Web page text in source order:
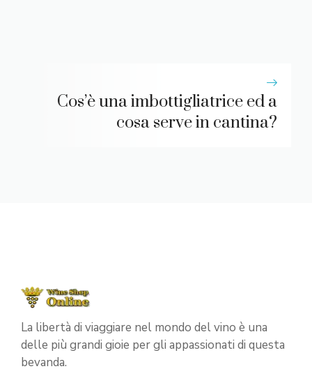
Cos’è una imbottigliatrice ed a
cosa serve in cantina?
La libertà di viaggiare nel mondo del vino è una
delle più grandi gioie per gli appassionati di questa
bevanda.